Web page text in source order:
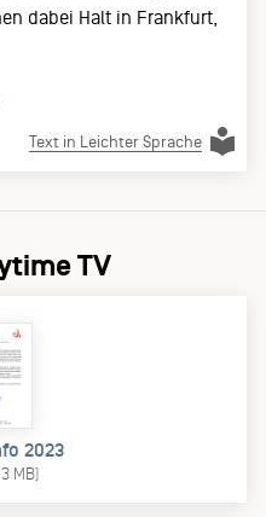
dabei Halt in Frankfurt,
Text in Leichter Sprache
TV
2023
MB)